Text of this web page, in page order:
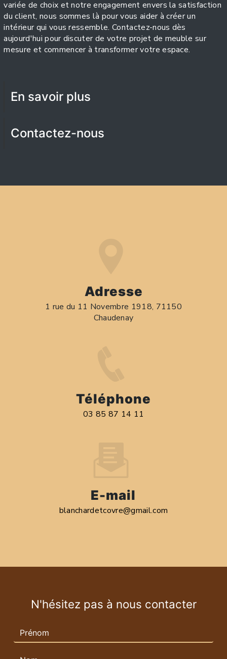
variée de choix et notre engagement envers la satisfaction
du client, nous sommes là pour vous aider à créer un
intérieur qui vous ressemble. Contactez-nous dès
aujourd'hui pour discuter de votre projet de meuble sur
mesure et commencer à transformer votre espace.
En savoir plus
Contactez-nous
Adresse
1 rue du 11 Novembre 1918, 71150
Chaudenay
Téléphone
03 85 87 14 11
E-mail
blanchardetcovre@gmail.com
N'hésitez pas à nous contacter